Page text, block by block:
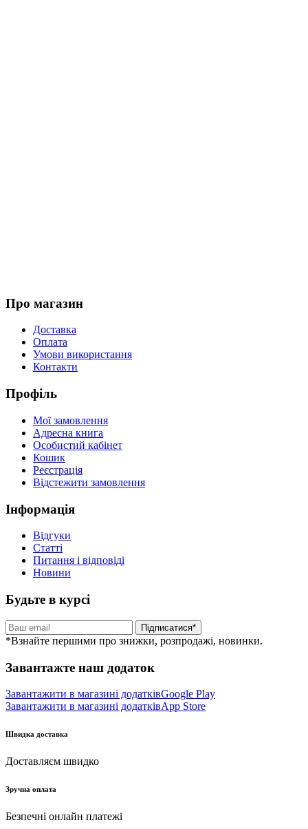
Про магазин
Доставка
Оплата
Умови використання
Контакти
Профіль
Мої замовлення
Адресна книга
Особистий кабінет
Кошик
Реєстрація
Відстежити замовлення
Інформація
Відгуки
Статті
Питання і відповіді
Новини
Будьте в курсі
Підписатися*
*Взнайте першими про знижки, розпродажі, новинки.
Завантажте наш додаток
Завантажити в магазині додатківGoogle Play
Завантажити в магазині додатківApp Store
Швидка доставка
Доставляєм швидко
Зручна оплата
Безпечні онлайн платежі